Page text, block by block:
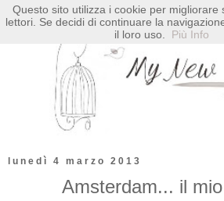
lunedì 4 marzo 2013
Amsterdam... il
Questo sito utilizza i cookie per migliorare
lettori. Se decidi di continuare la
il loro uso.
Più Info